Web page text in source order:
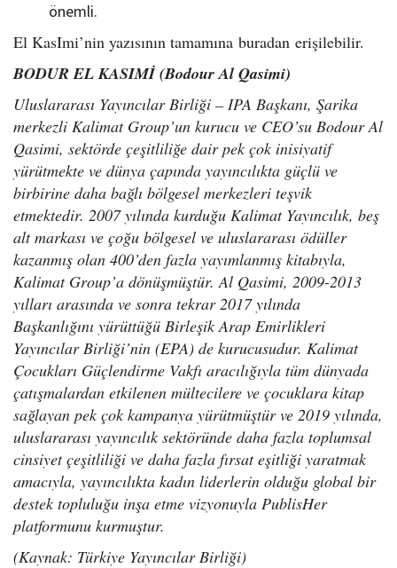
önemli.
El KasImi’nin yazısının tamamına buradan erişilebilir.
BODUR EL KASIMİ (Bodour Al Qasimi)
Uluslararası Yayıncılar Birliği – IPA Başkanı, Şarika
merkezli Kalimat Group’un kurucu ve CEO’su Bodour Al
Qasimi, sektörde çeşitliliğe dair pek çok inisiyatif
yürütmekte ve dünya çapında yayıncılıkta güçlü ve
birbirine daha bağlı bölgesel merkezleri teşvik
etmektedir. 2007 yılında kurduğu Kalimat Yayıncılık, beş
alt markası ve çoğu bölgesel ve uluslararası ödüller
kazanmış olan 400’den fazla yayımlanmış kitabıyla,
Kalimat Group’a dönüşmüştür. Al Qasimi, 2009-2013
yılları arasında ve sonra tekrar 2017 yılında
Başkanlığını yürüttüğü Birleşik Arap Emirlikleri
Yayıncılar Birliği’nin (EPA) de kurucusudur. Kalimat
Çocukları Güçlendirme Vakfı aracılığıyla tüm dünyada
çatışmalardan etkilenen mültecilere ve çocuklara kitap
sağlayan pek çok kampanya yürütmüştür ve 2019 yılında,
uluslararası yayıncılık sektöründe daha fazla toplumsal
cinsiyet çeşitliliği ve daha fazla fırsat eşitliği yaratmak
amacıyla, yayıncılıkta kadın liderlerin olduğu global bir
destek topluluğu inşa etme vizyonuyla PublisHer
platformunu kurmuştur.
(Kaynak: Türkiye Yayıncılar Birliği)